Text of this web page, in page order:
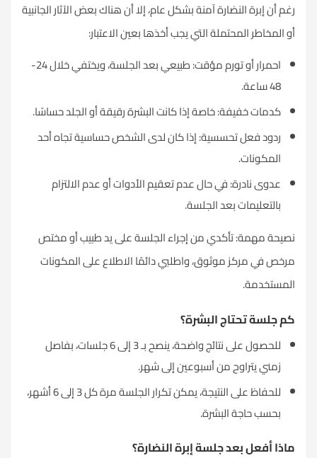
رغم أن إبرة النضارة آمنة بشكل عام، إلا أن هناك بعض الآثار الجانبية
أو المخاطر المحتملة التي يجب أخذها بعين الاعتبار:
احمرار أو تورم مؤقت: طبيعي بعد الجلسة، ويختفي خلال 24-
48 ساعة.
كدمات خفيفة: خاصة إذا كانت البشرة رقيقة أو الجلد حساسًا.
ردود فعل تحسسية: إذا كان لدى الشخص حساسية تجاه أحد
المكونات.
عدوى نادرة: في حال عدم تعقيم الأدوات أو عدم الالتزام
بالتعليمات بعد الجلسة.
نصيحة مهمة: تأكدي من إجراء الجلسة على يد طبيب أو مختص
مرخص في مركز موثوق، واطلبي دائمًا الاطلاع على المكونات
المستخدمة.
كم جلسة تحتاج البشرة؟
للحصول على نتائج واضحة، ينصح بـ 3 إلى 6 جلسات، بفاصل
زمني يتراوح من أسبوعين إلى شهر.
للحفاظ على النتيجة، يمكن تكرار الجلسة مرة كل 3 إلى 6 أشهر،
بحسب حاجة البشرة.
ماذا أفعل بعد جلسة إبرة النضارة؟